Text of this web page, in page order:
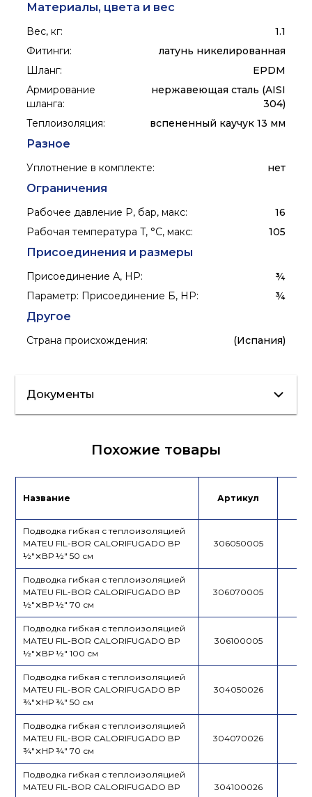
Материалы, цвета и вес
Вес, кг:
1.1
Фитинги:
латунь никелированная
Шланг:
EPDM
Армирование
шланга:
нержавеющая сталь (AISI
304)
Теплоизоляция: вспененный каучук 13 мм
Разное
Уплотнение в комплекте: нет
Ограничения
Рабочее давление P, бар, макс:
16
Рабочая температура T, °C, макс: 105
Присоединения и размеры
Присоединение А, НР:
¾
Параметр: Присоединение Б, НР: ¾
Другое
Страна происхождения: (Испания)
Документы
Похожие товары
Название Артикул
Подводка гибкая с теплоизоляцией
MATEU FIL-BOR CALORIFUGADO ВР
½"⨯ВР ½" 50 см
306050005
Подводка гибкая с теплоизоляцией
MATEU FIL-BOR CALORIFUGADO ВР
½"⨯ВР ½" 70 см
306070005
Подводка гибкая с теплоизоляцией
MATEU FIL-BOR CALORIFUGADO ВР
½"⨯ВР ½" 100 см
306100005
Подводка гибкая с теплоизоляцией
MATEU FIL-BOR CALORIFUGADO ВР
¾"⨯НР ¾" 50 см
304050026
Подводка гибкая с теплоизоляцией
MATEU FIL-BOR CALORIFUGADO ВР
¾"⨯НР ¾" 70 см
304070026
Подводка гибкая с теплоизоляцией
MATEU FIL-BOR CALORIFUGADO ВР
304100026